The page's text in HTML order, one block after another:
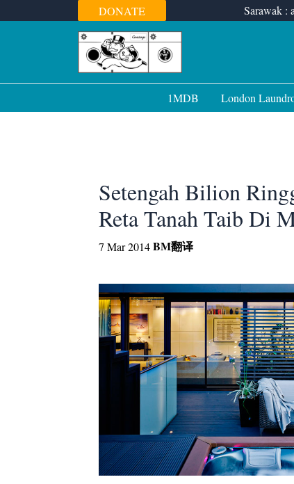
to
DONATE Sarawak :
1MDB London
Setengah Bilion
Reta Tanah Taib Di
7 Mar 2014BM翻译